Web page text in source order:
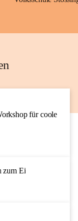
AUG
für coole
zum Ei